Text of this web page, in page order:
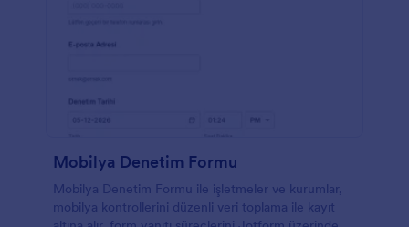
Mobilya Denetim Formu
Mobilya Denetim Formu ile işletmeler ve kurumlar,
mobilya kontrollerini düzenli veri toplama ile kayıt